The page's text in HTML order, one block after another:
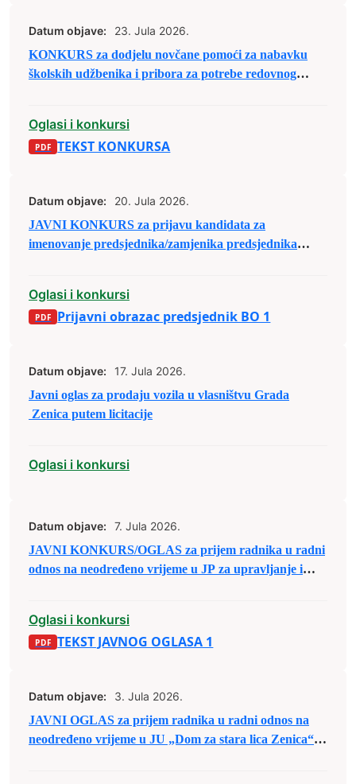
Datum objave:
23. Jula 2026.
KONKURS za dodjelu novčane pomoći za nabavku
školskih udžbenika i pribora za potrebe redovnog
Oglasi i konkursi
TEKST KONKURSA
Datum objave:
20. Jula 2026.
JAVNI KONKURS za prijavu kandidata za
imenovanje predsjednika/zamjenika predsjednika
Oglasi i konkursi
Prijavni obrazac predsjednik BO 1
Datum objave:
17. Jula 2026.
Javni oglas za prodaju vozila u vlasništvu Grada
Zenica putem licitacije
Oglasi i konkursi
Datum objave:
7. Jula 2026.
JAVNI KONKURS/OGLAS za prijem radnika u radni
odnos na neodređeno vrijeme u JP za upravljanje i
Oglasi i konkursi
TEKST JAVNOG OGLASA 1
Datum objave:
3. Jula 2026.
JAVNI OGLAS za prijem radnika u radni odnos na
neodređeno vrijeme u JU „Dom za stara lica Zenica“